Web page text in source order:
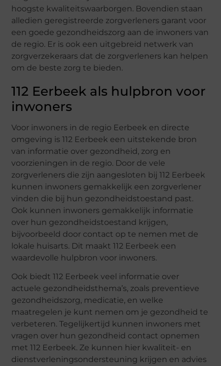
hoogste kwaliteitswaarborgen. Bovendien staan
alledien geregistreerde zorgverleners garant voor
een goede gezondheidszorg aan de inwoners van
de regio. Er is ook een uitgebreid netwerk van
zorgverzekeraars dat de zorgverleners kan helpen
om de beste zorg te bieden.
112 Eerbeek als hulpbron voor
inwoners
Voor inwoners in de regio Eerbeek en directe
omgeving is 112 Eerbeek een uitstekende bron
van informatie over gezondheid, zorg en
voorzieningen in de regio. Door de vele
zorgverleners die zijn aangesloten bij 112 Eerbeek
kunnen inwoners gemakkelijk een zorgverlener
vinden die bij hun gezondheidstoestand past.
Ook kunnen inwoners gemakkelijk informatie
over hun gezondheidstoestand krijgen,
bijvoorbeeld door contact op te nemen met de
lokale huisarts. Dit maakt 112 Eerbeek een
waardevolle hulpbron voor inwoners.
Ook biedt 112 Eerbeek veel informatie over
actuele gezondheidsthema’s, zoals preventieve
gezondheidszorg, medicatie, en welke
maatregelen je kunt nemen om je gezondheid te
verbeteren. Tegelijkertijd kunnen inwoners met
vragen over hun gezondheid contact opnemen
met 112 Eerbeek. Ze kunnen hier kwaliteit- en
dienstverleningsondersteuning krijgen en advies